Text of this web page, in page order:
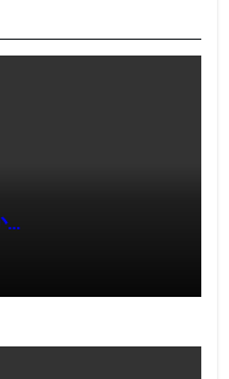
…